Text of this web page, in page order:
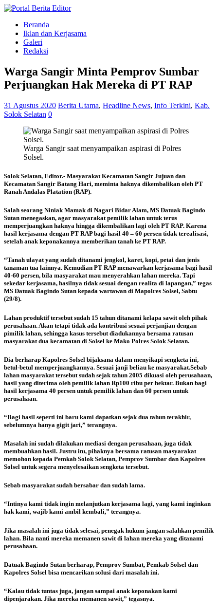
Beranda
Iklan dan Kerjasama
Galeri
Redaksi
Warga Sangir Minta Pemprov Sumbar
Perjuangkan Hak Mereka di PT RAP
31 Agustus 2020 Berita Utama, Headline News, Info Terkini, Kab.
Solok Selatan 0
Warga Sangir saat menyampaikan aspirasi di Polres
Solsel.
Solok Selatan, Editor.- Masyarakat Kecamatan Sangir Jujuan dan
Kecamatan Sangir Batang Hari, meminta haknya dikembalikan oleh PT
Ranah Andalas Platation (RAP).
Salah seorang Niniak Mamak di Nagari Bidar Alam, MS Datuak Bagindo
Sutan menegaskan, agar masyarakat pemilik lahan untuk terus
memperjuangkan haknya hingga dikembalikan lagi oleh PT RAP. Karena
hasil kerjasama dengan PT RAP bagi hasil 40 – 60 persen tidak terealisasi,
setelah anak keponakannya memberikan tanah ke PT RAP.
“Tanah ulayat yang sudah ditanami jengkol, karet, kopi, petai dan jenis
tanaman tua lainnya. Kemudian PT RAP menawarkan kerjasama bagi hasil
40-60 persen, bila masyarakat mau menyerahkan lahan mereka. Tapi
sekedar kerjasama, hasilnya tidak sesuai dengan realita di lapangan,” tegas
MS Datuak Bagindo Sutan kepada wartawan di Mapolres Solsel, Sabtu
(29/8).
Lahan produktif tersebut sudah 15 tahun ditanami kelapa sawit oleh pihak
perusahaan. Akan tetapi tidak ada kontribusi sesuai perjanjian dengan
pimilik lahan, sehingga kasus tersebut diadukannya bersama ratusan
masyarakat dua kecamatan di Solsel ke Mako Polres Solok Selatan.
Dia berharap Kapolres Solsel bijaksana dalam menyikapi sengketa ini,
betul-betul memperjuangkannya. Sesuai janji beliau ke masyarakat.Sebab
lahan masyarakat tersebut sudah sejak tahun 2005 dikuasi oleh perusahaan,
hasil yang diterima oleh pemilik lahan Rp100 ribu per hektar. Bukan bagi
hasil kerjasama 40 persen untuk pemilik lahan dan 60 persen untuk
perusahaan.
“Bagi hasil seperti ini baru kami dapatkan sejak dua tahun terakhir,
sebelumnya hanya gigit jari,” terangnya.
Masalah ini sudah dilakukan mediasi dengan perusahaan, juga tidak
membuahkan hasil. Justru itu, pihaknya bersama ratusan masyarakat
memohon kepada Pemkab Solok Selatan, Pemprov Sumbar dan Kapolres
Solsel untuk segera menyelesaikan sengketa tersebut.
Sebab masyarakat sudah bersabar dan sudah lama.
“Intinya kami tidak ingin melanjutkan kerjasama lagi, yang kami inginkan
hak kami, wajib kami ambil kembali,” terangnya.
Jika masalah ini juga tidak selesai, penegak hukum jangan salahkan pemilik
lahan. Bila nanti mereka memanen sawit di lahan mereka yang ditanami
perusahaan.
Datuak Bagindo Sutan berharap, Pemprov Sumbat, Pemkab Solsel dan
Kapolres Solsel bisa mencarikan solusi dari masalah ini.
“Kalau tidak tuntas juga, jangan sampai anak keponakan kami
dipenjarakan. Jika mereka memanen sawit,” tegasnya.